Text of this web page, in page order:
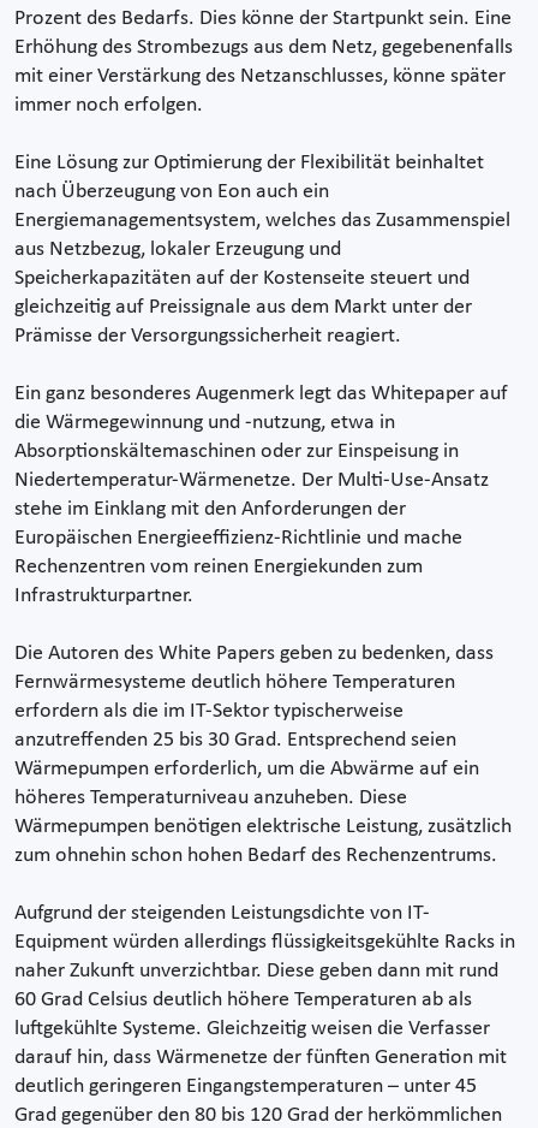
Prozent des Bedarfs. Dies könne der Startpunkt sein. Eine
Erhöhung des Strombezugs aus dem Netz, gegebenenfalls
mit einer Verstärkung des Netzanschlusses, könne später
immer noch erfolgen.
Eine Lösung zur Optimierung der Flexibilität beinhaltet
nach Überzeugung von Eon auch ein
Energiemanagementsystem, welches das Zusammenspiel
aus Netzbezug, lokaler Erzeugung und
Speicherkapazitäten auf der Kostenseite steuert und
gleichzeitig auf Preissignale aus dem Markt unter der
Prämisse der Versorgungssicherheit reagiert.
Ein ganz besonderes Augenmerk legt das Whitepaper auf
die Wärmegewinnung und -nutzung, etwa in
Absorptionskältemaschinen oder zur Einspeisung in
Niedertemperatur-Wärmenetze. Der Multi-Use-Ansatz
stehe im Einklang mit den Anforderungen der
Europäischen Energieeffizienz-Richtlinie und mache
Rechenzentren vom reinen Energiekunden zum
Infrastrukturpartner.
Die Autoren des White Papers geben zu bedenken, dass
Fernwärmesysteme deutlich höhere Temperaturen
erfordern als die im IT-Sektor typischerweise
anzutreffenden 25 bis 30 Grad. Entsprechend seien
Wärmepumpen erforderlich, um die Abwärme auf ein
höheres Temperaturniveau anzuheben. Diese
Wärmepumpen benötigen elektrische Leistung, zusätzlich
zum ohnehin schon hohen Bedarf des Rechenzentrums.
Aufgrund der steigenden Leistungsdichte von IT-
Equipment würden allerdings flüssigkeitsgekühlte Racks in
naher Zukunft unverzichtbar. Diese geben dann mit rund
60 Grad Celsius deutlich höhere Temperaturen ab als
luftgekühlte Systeme. Gleichzeitig weisen die Verfasser
darauf hin, dass Wärmenetze der fünften Generation mit
deutlich geringeren Eingangstemperaturen – unter 45
Grad gegenüber den 80 bis 120 Grad der herkömmlichen